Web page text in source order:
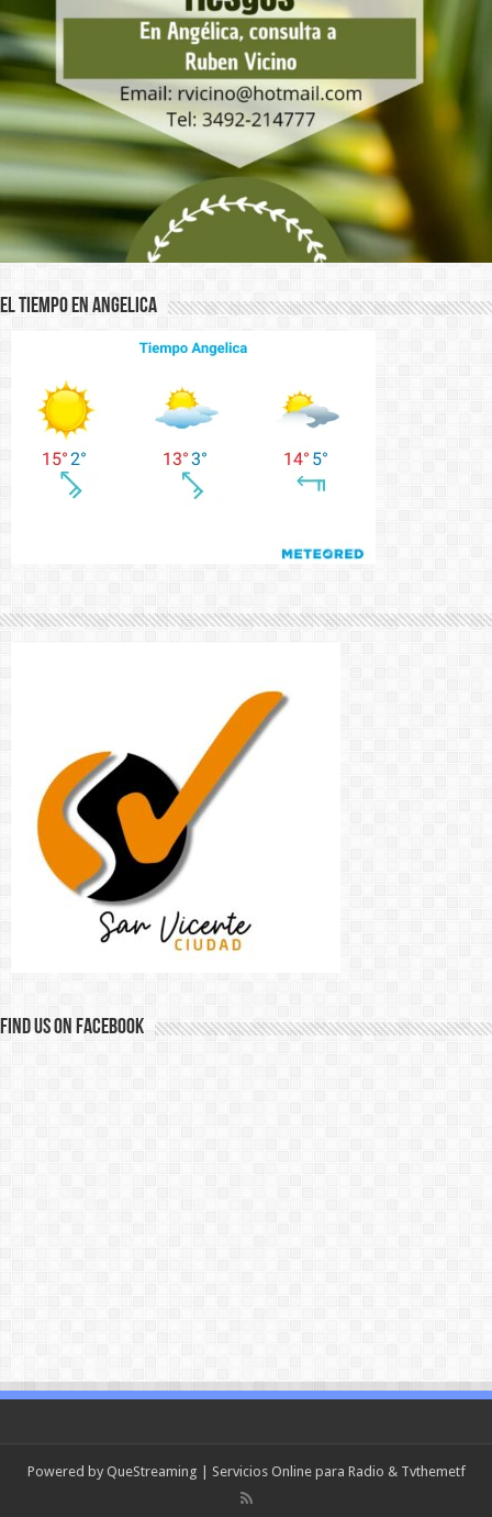
El Tiempo en Angelica
Find us on Facebook
Powered by QueStreaming | Servicios Online para Radio & Tvthemetf